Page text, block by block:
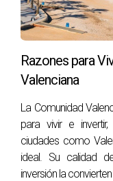
¿Es seguro
Comunidad
En general, el
recomendable
indicaciones y
¿Dónde
las rutas de
Razones para
Valenciana
La Comunidad
para vivir e
ciudades como
ideal. Su calidad
inversión la